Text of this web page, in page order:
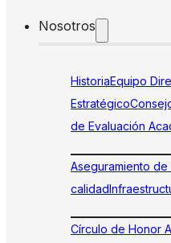
Nosotros
HistoriaEquipo
Estratégico
de Evaluación
Aseguramiento de
calidad
Círculo de Honor